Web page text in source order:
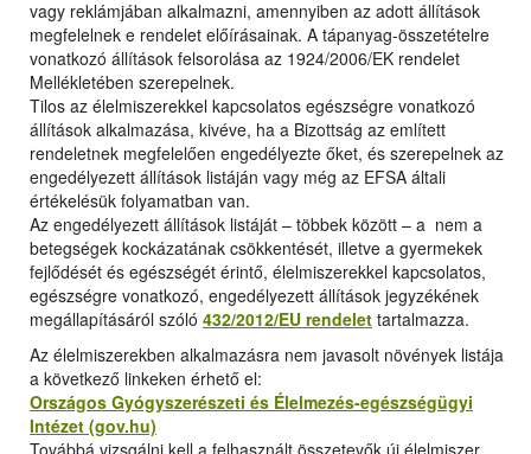
vagy reklámjában alkalmazni, amennyiben az adott állítások
megfelelnek e rendelet előírásainak. A tápanyag-összetételre
vonatkozó állítások felsorolása az 1924/2006/EK rendelet
Mellékletében szerepelnek.
Tilos az élelmiszerekkel kapcsolatos egészségre vonatkozó
állítások alkalmazása, kivéve, ha a Bizottság az említett
rendeletnek megfelelően engedélyezte őket, és szerepelnek az
engedélyezett állítások listáján vagy még az EFSA általi
értékelésük folyamatban van.
Az engedélyezett állítások listáját – többek között – a nem a
betegségek kockázatának csökkentését, illetve a gyermekek
fejlődését és egészségét érintő, élelmiszerekkel kapcsolatos,
egészségre vonatkozó, engedélyezett állítások jegyzékének
megállapításáról szóló 432/2012/EU rendelet tartalmazza.
Az élelmiszerekben alkalmazásra nem javasolt növények listája
a következő linkeken érhető el:
Országos Gyógyszerészeti és Élelmezés-egészségügyi
Intézet (gov.hu)